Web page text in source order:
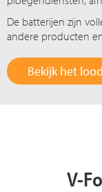
De batterijen zijn
andere producten
Bekijk het
V-